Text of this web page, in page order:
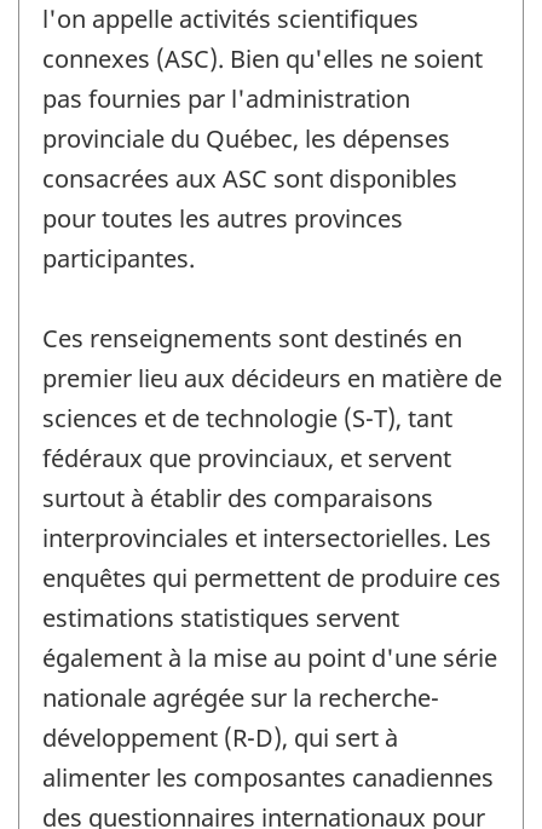
l'on appelle activités scientifiques
connexes (ASC). Bien qu'elles ne soient
pas fournies par l'administration
provinciale du Québec, les dépenses
consacrées aux ASC sont disponibles
pour toutes les autres provinces
participantes.
Ces renseignements sont destinés en
premier lieu aux décideurs en matière de
sciences et de technologie (S-T), tant
fédéraux que provinciaux, et servent
surtout à établir des comparaisons
interprovinciales et intersectorielles. Les
enquêtes qui permettent de produire ces
estimations statistiques servent
également à la mise au point d'une série
nationale agrégée sur la recherche-
développement (R-D), qui sert à
alimenter les composantes canadiennes
des questionnaires internationaux pour